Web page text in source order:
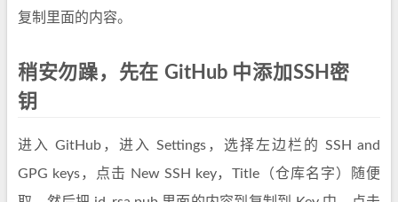
复制里面的内容。
稍安勿躁，先在 GitHub 中添加SSH密
钥
进入 GitHub，进入 Settings，选择左边栏的 SSH and
GPG keys，点击 New SSH key，Title（仓库名字）随便